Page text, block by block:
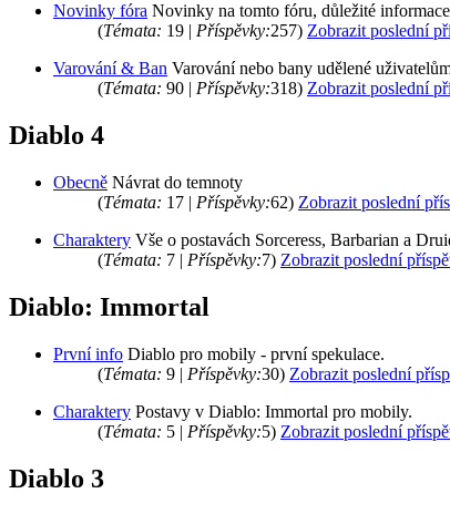
Novinky fóra Novinky na tomto fóru, důležité
(Témata: 19 | Příspěvky:257) Zobrazit poslední
Varování & Ban Varování nebo bany udělené
(Témata: 90 | Příspěvky:318) Zobrazit poslední
Diablo 4
Obecně Návrat do temnoty
(Témata: 17 | Příspěvky:62) Zobrazit poslední
Charaktery Vše o postavách Sorceress, Barbarian a
(Témata: 7 | Příspěvky:7) Zobrazit poslední
Diablo: Immortal
První info Diablo pro mobily - první spekulace.
(Témata: 9 | Příspěvky:30) Zobrazit poslední
Charaktery Postavy v Diablo: Immortal pro mobily.
(Témata: 5 | Příspěvky:5) Zobrazit poslední
Diablo 3